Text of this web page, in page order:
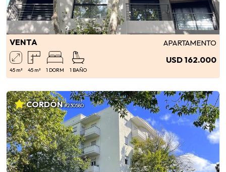
VENTA APARTAMENTO
45 m² 45 m² 1 DORM 1 BAÑO
USD 162.000
CORDÓN#230580